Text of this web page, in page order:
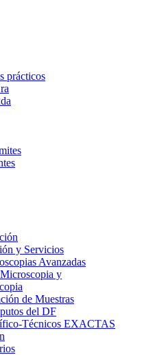
prácticos
y Servicios
Avanzadas
y
de Muestras
del DF
Técnicos EXACTAS